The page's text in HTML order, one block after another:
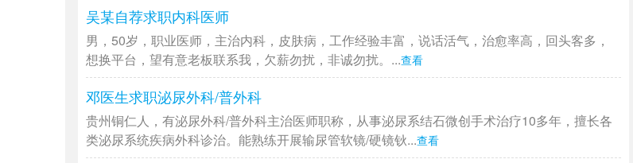
吴某自荐求职内科医师
男，50岁，职业医师，主治内科，皮肤病，工作经验丰富，说话活气，治愈率高，回头客多，
想换平台，望有意老板联系我，欠薪勿扰，非诚勿扰。...查看
邓医生求职泌尿外科/普外科
贵州铜仁人，有泌尿外科/普外科主治医师职称，从事泌尿系结石微创手术治疗10多年，擅长各
类泌尿系统疾病外科诊治。能熟练开展输尿管软镜/硬镜钬...查看